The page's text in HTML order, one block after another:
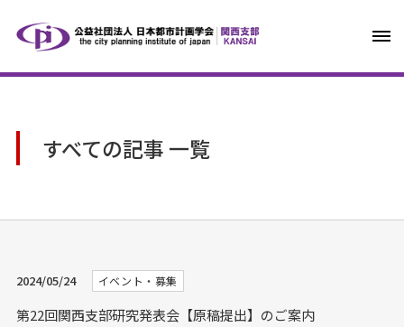
すべての記事 一覧
2024/05/24 イベント・募集
第22回関西支部研究発表会【原稿提出】のご案内